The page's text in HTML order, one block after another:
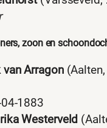
zoon en
van Arragon(Aalten,
1883
Westerveld